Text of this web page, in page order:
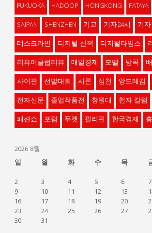
FUKUOKA
HADOOP HONGKONG PATAYA
SAIPAN
SHENZHEN 기고 기자24시
기
데스크라인
디지털 산책 디지털타임스
리뷰어클럽리뷰
매일경제 모델 방콕
사이판
선발대회 시론 심천 앙드레김
전자신문
졸업작품전 창원대 천자 칼럼
패션쇼
포럼 푸켓 필리핀 한국경제
2026 8월
일
월 화 수 목
2
3 4 5 6 7
9
10 11 12 13
16
17 18 19 20
23
24 25 26 27
30
31